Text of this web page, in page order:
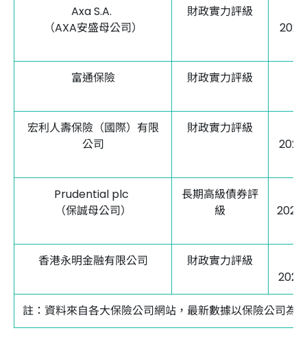
Axa S.A.
（AXA安盛母公司）
財政實力評級
富通保險 財政實力評級
宏利人壽保險（國際）有限
公司
財政實力評級
Prudential plc
（保誠母公司）
長期高級債券評
級
2022
香港永明金融有限公司 財政實力評級
2023
註：資料來自各大保險公司網站，最新數據以保險公司為